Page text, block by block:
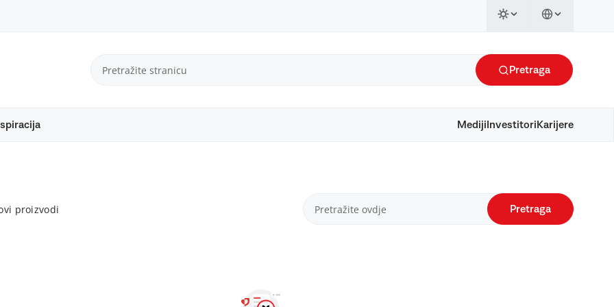
Pretraga
Mediji Investitori Karijere
proizvodi Pretraga